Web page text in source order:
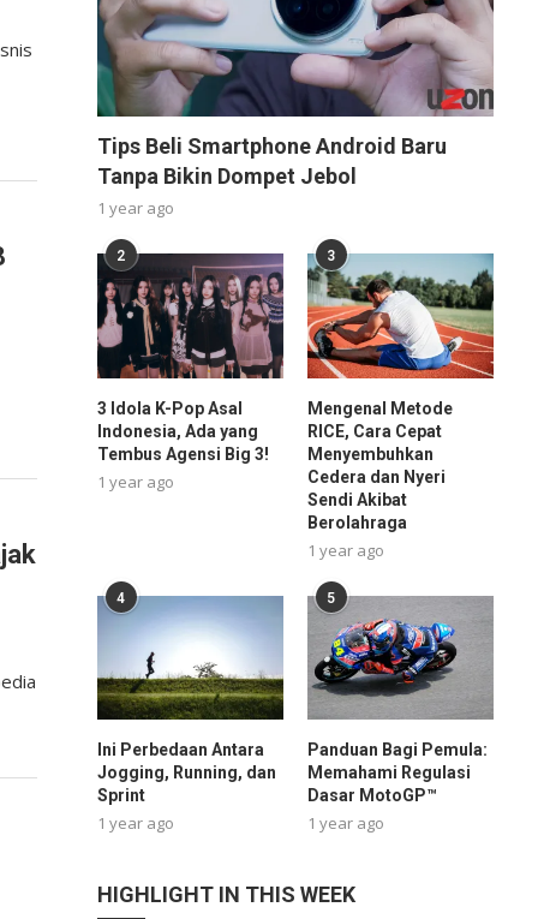
Tips Beli Smartphone Android Baru
Tanpa Bikin Dompet Jebol
1 year ago
2
3 Idola K-Pop Asal
Indonesia, Ada yang
Tembus Agensi Big 3!
1 year ago
3
Mengenal Metode
RICE, Cara Cepat
Menyembuhkan
Cedera dan Nyeri
Sendi Akibat
Berolahraga
1 year ago
4
Ini Perbedaan Antara
Jogging, Running, dan
Sprint
1 year ago
5
Panduan Bagi Pemula:
Memahami Regulasi
Dasar MotoGP™
1 year ago
HIGHLIGHT IN THIS WEEK